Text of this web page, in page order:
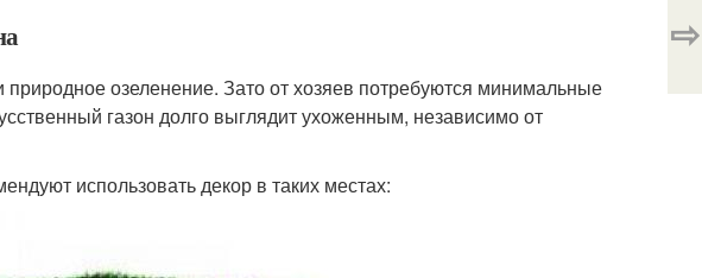
природное озеленение. Зато от хозяев потребуются минимальные
газон долго выглядит ухоженным, независимо от
использовать декор в таких местах:
⇨